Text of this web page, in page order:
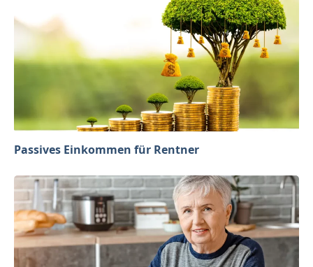
Passives Einkommen für Rentner